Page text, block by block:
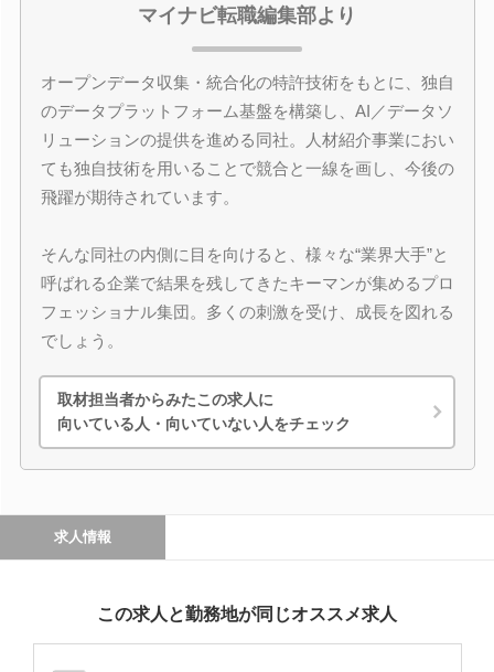
マイナビ転職編集部より
オープンデータ収集・統合化の特許技術をもとに、独自
のデータプラットフォーム基盤を構築し、AI／データソ
リューションの提供を進める同社。人材紹介事業におい
ても独自技術を用いることで競合と一線を画し、今後の
飛躍が期待されています。
そんな同社の内側に目を向けると、様々な“業界大手”と
呼ばれる企業で結果を残してきたキーマンが集めるプロ
フェッショナル集団。多くの刺激を受け、成長を図れる
でしょう。
取材担当者からみたこの求人に
向いている人・向いていない人をチェック
求人情報
この求人と勤務地が同じオススメ求人